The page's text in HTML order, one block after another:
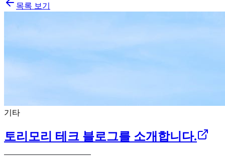
목록 보기
기타
토리모리 테크 블로그를 소개합니다.